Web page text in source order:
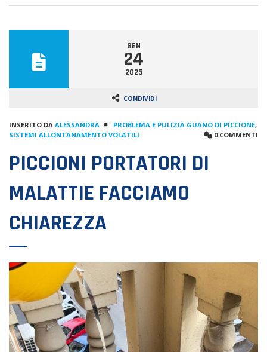
GEN
24
2025
CONDIVIDI
INSERITO DA ALESSANDRA PROBLEMA E PULIZIA GUANO DI PICCIONE,
SISTEMI ALLONTANAMENTO VOLATILI
0 COMMENTI
PICCIONI PORTATORI DI
MALATTIE FACCIAMO
CHIAREZZA